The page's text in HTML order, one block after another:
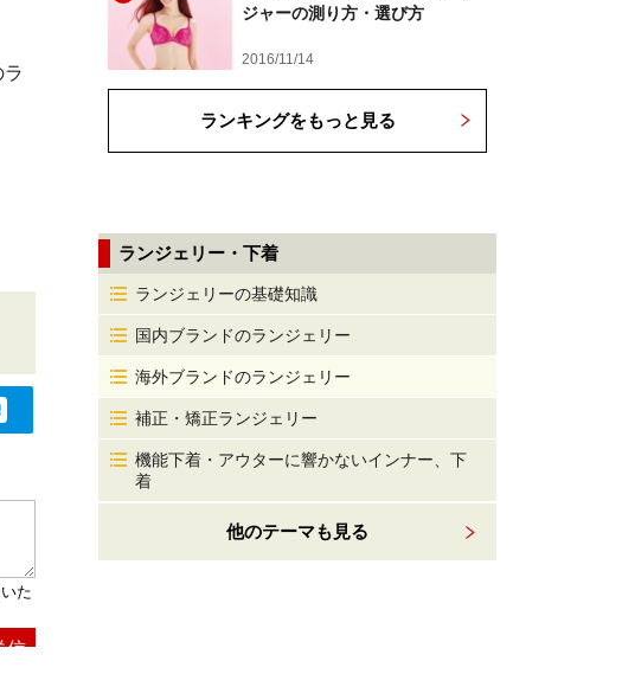
ジャーの測り方・選び方
2016/11/14
ランキングをもっと見る
ランジェリー・下着
ランジェリーの基礎知識
国内ブランドのランジェリー
海外ブランドのランジェリー
補正・矯正ランジェリー
機能下着・アウターに響かないインナー、下
着
他のテーマも見る